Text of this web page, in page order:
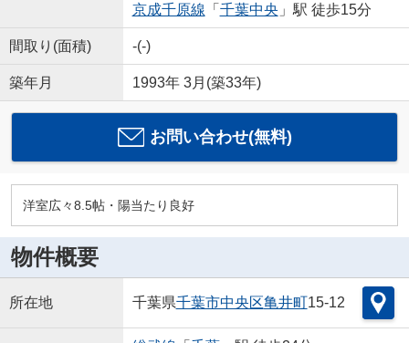
京成千原線 「 千葉中央 」駅 徒歩15分
間取り(面積) -(-)
築年月 1993年 3月(築33年)
お問い合わせ(無料)
洋室広々8.5帖・陽当たり良好
物件概要
所在地 千葉県千葉市中央区亀井町15-12